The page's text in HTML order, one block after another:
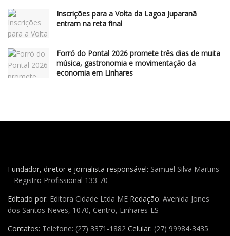
Inscrições para a Volta da Lagoa Juparanã
entram na reta final
Forró do Pontal 2026 promete três dias de muita
música, gastronomia e movimentação da
economia em Linhares
Fundador, diretor e jornalista responsável: Samuel Silva Martins
– Registro Profissional 133-70
Editado por: Editora Cidade Ltda ME Redação: Avenida Jones
dos Santos Neves, 1070, Centro, Linhares-ES
Contatos: Telefone: (27) 3371-1882 Celular: (27) 99984-3435